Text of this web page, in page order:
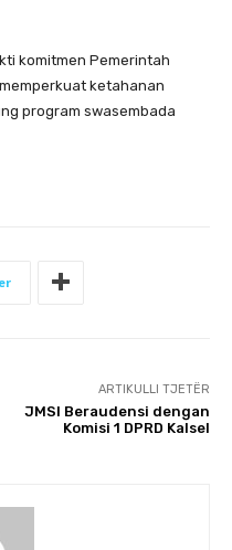
komitmen Pemerintah
ketahanan
program swasembada
ARTIKULLI TJETËR
JMSI Beraudensi dengan
Komisi 1 DPRD Kalsel